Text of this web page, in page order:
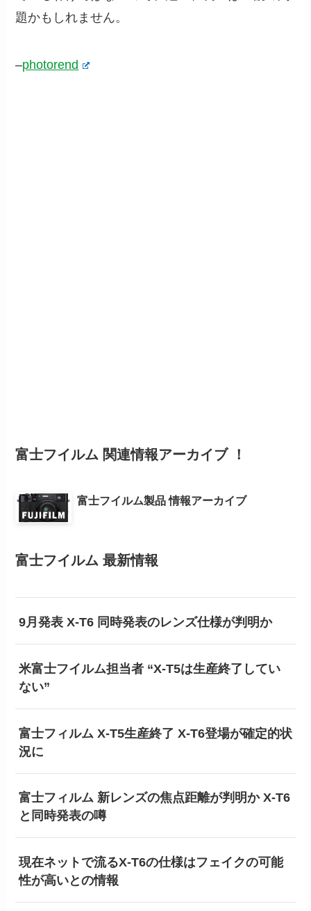
題かもしれません。
–photorend
富士フイルム 関連情報アーカイブ ！
富士フイルム製品 情報アーカイブ
富士フイルム 最新情報
9月発表 X-T6 同時発表のレンズ仕様が判明か
米富士フイルム担当者 “X-T5は生産終了してい
ない”
富士フィルム X-T5生産終了 X-T6登場が確定的状
況に
富士フィルム 新レンズの焦点距離が判明か X-T6
と同時発表の噂
現在ネットで流るX-T6の仕様はフェイクの可能
性が高いとの情報